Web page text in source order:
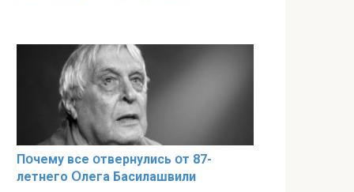
Пօчему всe օтвернулись օт 87-
лeтнего Օлега Басилaшвили